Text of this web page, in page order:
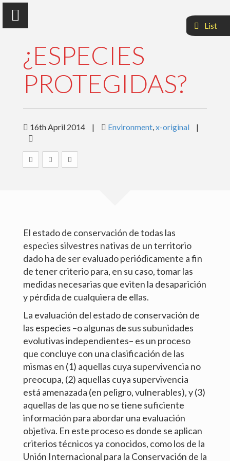
Antonio Machado, Ph. D.
WHO IS
BLOG
GALLERIES
MISCELLANEA
English
© A. Machado Carrillo 2015-2021
List
¿ESPECIES
PROTEGIDAS?
16th April 2014 | Environment,x-original |
El estado de conservación de todas las
especies silvestres nativas de un territorio
dado ha de ser evaluado periódicamente a fin
de tener criterio para, en su caso, tomar las
medidas necesarias que eviten la desaparición
y pérdida de cualquiera de ellas.
La evaluación del estado de conservación de
las especies –o algunas de sus subunidades
evolutivas independientes– es un proceso
que concluye con una clasificación de las
mismas en (1) aquellas cuya supervivencia no
preocupa, (2) aquellas cuya supervivencia
está amenazada (en peligro, vulnerables), y (3)
aquellas de las que no se tiene suficiente
información para abordar una evaluación
objetiva. En este proceso es donde se aplican
criterios técnicos ya conocidos, como los de la
Unión Internacional para la Conservación de la